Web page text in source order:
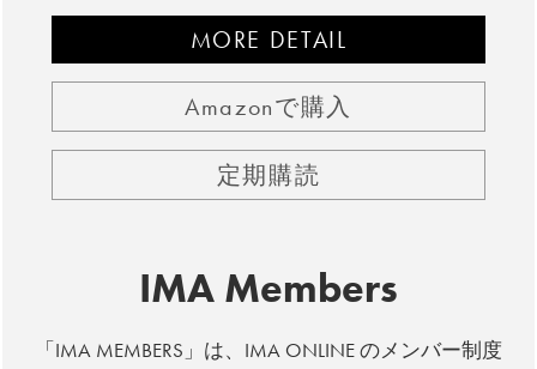
MORE DETAIL
Amazonで購入
定期購読
IMA Members
「IMA MEMBERS」は、IMA ONLINE のメンバー制度